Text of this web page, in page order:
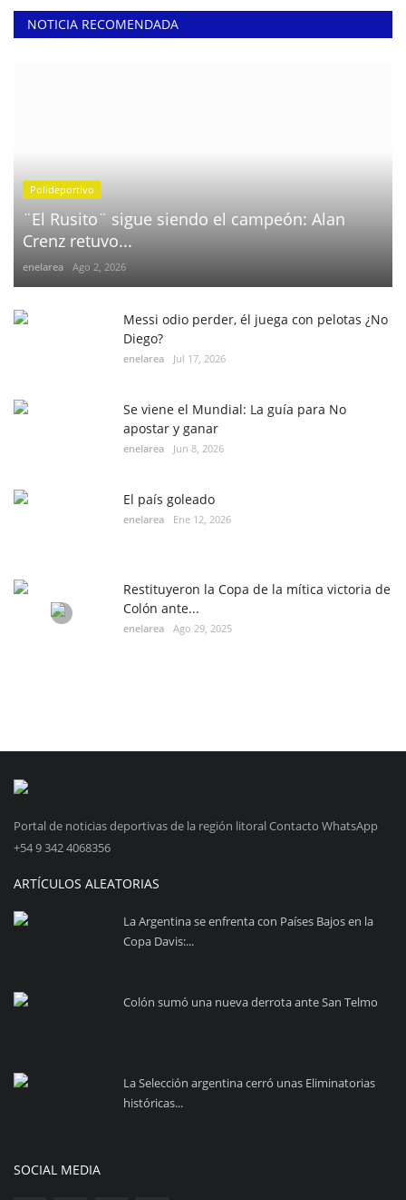
NOTICIA RECOMENDADA
Polideportivo
¨El Rusito¨ sigue siendo el campeón: Alan
Crenz retuvo...
enelarea Ago 2, 2026
Messi odio perder, él juega con pelotas ¿No
Diego?
enelarea Jul 17, 2026
Se viene el Mundial: La guía para No
apostar y ganar
enelarea Jun 8, 2026
El país goleado
enelarea Ene 12, 2026
Restituyeron la Copa de la mítica victoria de
Colón ante...
enelarea Ago 29, 2025
Portal de noticias deportivas de la región litoral Contacto WhatsApp
+54 9 342 4068356
ARTÍCULOS ALEATORIAS
La Argentina se enfrenta con Países Bajos en la
Copa Davis:...
Colón sumó una nueva derrota ante San Telmo
La Selección argentina cerró unas Eliminatorias
históricas...
SOCIAL MEDIA